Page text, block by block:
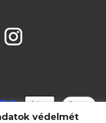
védelmét